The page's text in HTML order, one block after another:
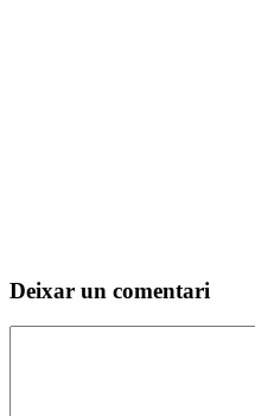
Deixar un comentari